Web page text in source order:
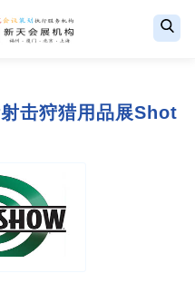
击狩猎用品展Shot